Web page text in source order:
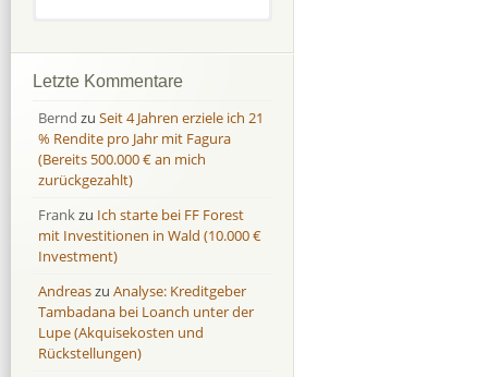
Bondora
Finbee
43,2%
Finbee (CZK)
0,0 %
HeavyFinance
IUVO Group
-32,2 %
Lenndy
-314,6 %
Moncera
8,0 %
Monestro
9,1 %
Neo Finance
Bondora
Finbee
35,2%
Finbee (CZK)
0,0 %
HeavyFinance
IUVO Group
-55,0 %
Lenndy
146,5 %
Moncera
11,1 %
Monestro
>1000%
Neo Finance
Letzte Kommentare
Bernd zu Seit 4 Jahren erziele ich 21
% Rendite pro Jahr mit Fagura
(Bereits 500.000 € an mich
zurückgezahlt)
Frankzu Ich starte bei FF Forest
mit Investitionen in Wald (10.000 €
Investment)
Andreaszu Analyse: Kreditgeber
Tambadana bei Loanch unter der
Lupe (Akquisekosten und
Rückstellungen)